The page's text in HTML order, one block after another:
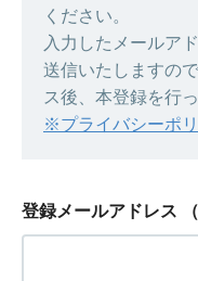
ください。
入力したメールア
送信いたしますの
ス後、本登録を行
※プライバシーポ
登録メールアドレス